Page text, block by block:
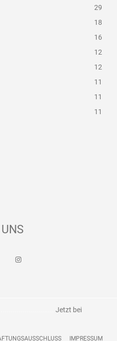
29
18
16
12
12
11
11
11
Jetzt bei
IMPRESSUM